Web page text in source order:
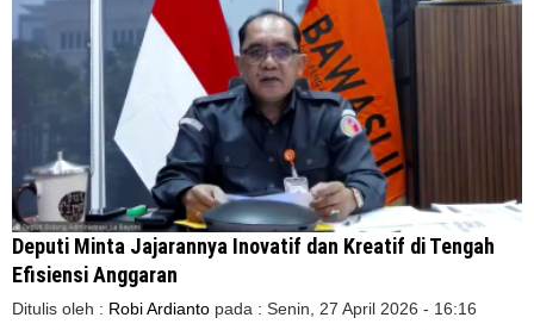
Deputi Minta Jajarannya Inovatif dan Kreatif di Tengah
Efisiensi Anggaran
Ditulis oleh : Robi Ardianto pada : Senin, 27 April 2026 - 16:16